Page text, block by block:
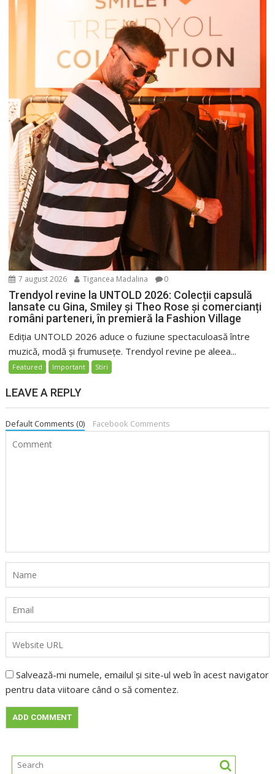
7 august 2026 Tigancea Madalina 0
Trendyol revine la UNTOLD 2026: Colecții capsulă
lansate cu Gina, Smiley și Theo Rose și comercianți
români parteneri, în premieră la Fashion Village
Ediția UNTOLD 2026 aduce o fuziune spectaculoasă între
muzică, modă și frumusețe. Trendyol revine pe aleea...
Featured Important Stiri
LEAVE A REPLY
Default Comments (0) Facebook Comments
Salvează-mi numele, emailul și site-ul web în acest navigator
pentru data viitoare când o să comentez.